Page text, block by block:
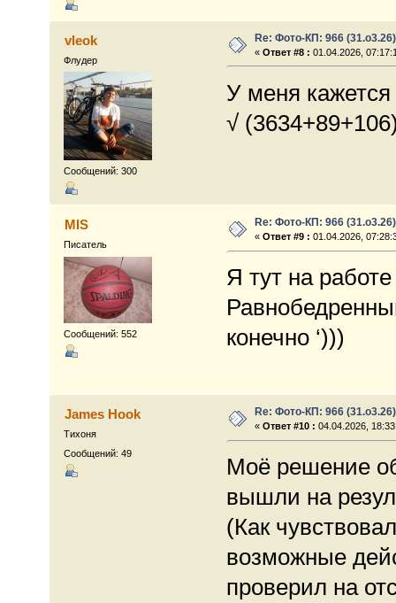
vleok
Флудер
Сообщений: 300
Re: Фото-КП: 966
«Ответ #8 : 01.04.2026,
У меня
√
MIS
Писатель
Сообщений: 552
Re: Фото-КП: 966
«Ответ #9 : 01.04.2026,
Я тут на
конечно ‘)))
James Hook
Тихоня
Сообщений: 49
Re: Фото-КП: 966
«Ответ #10 : 04.04.2026,
Моё решение
вышли на
(Как
возможные
проверил на